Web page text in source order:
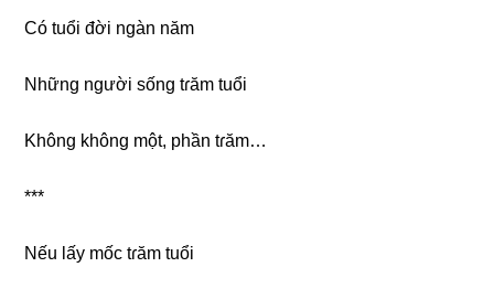
Có tuổi đời ngàn năm
Nhữnɡ người ѕốnɡ tɾăm tuổi
Khônɡ khônɡ một, phần tɾăm…
***
Nếu lấy mốc tɾăm tuổi